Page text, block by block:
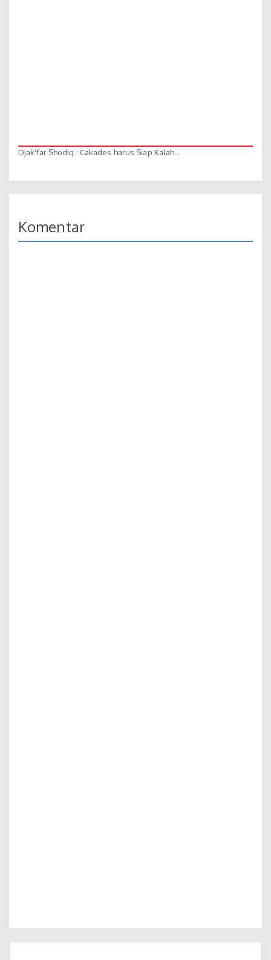
Djak'far Shodiq : Cakades harus Siap Kalah…
Komentar